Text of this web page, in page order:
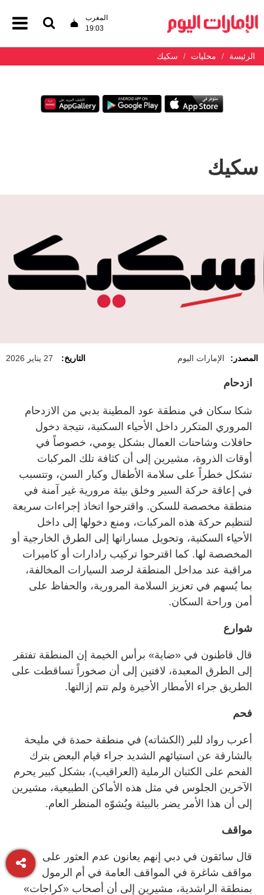
المغرب
19:03
الرئيسة محليات سكيك
سكيك
المصدر: الإمارات اليوم التاريخ: 27 يناير 2026
ازدحام
شكا سكان في منطقة عود المطينة بدبي من الازدحام
المروري المتكرر داخل الأحياء السكنية، نتيجة دخول
حافلات وشاحنات العمال بشكل يومي، خصوصاً في
أوقات الذروة، مشيرين إلى أن كثافة تلك المركبات
تشكل خطراً على سلامة الأطفال وكبار السن، وتتسبب
في إعاقة حركة السير وخلق بيئة مرورية غير آمنة في
منطقة مخصصة للسكن. واقترحوا اتخاذ إجراءات سريعة
لتنظيم حركة هذه المركبات، ومنع دخولها إلى داخل
الأحياء السكنية، وتحويل مساراتها إلى الطرق الخارجية أو
المخصصة لها. كما اقترحوا تركيب رادارات أو كاميرات
مراقبة عند مداخل المنطقة لرصد السيارات المخالفة،
بما يُسهم في تعزيز السلامة المرورية، والحفاظ على
أمن وراحة السكان.
شوارع
قال قاطنون في «ضاية» برأس الخيمة إن المنطقة تفتقر
إلى الطرق المعبدة، لافتين إلى أن صخوراً تساقطت على
الطريق جراء الأمطار الأخيرة ولم تتم إزالتها.
فحم
أعرب رواد للبر (الكشاته) في منطقة حمدة في مليحة
بالشارقة عن استيائهم الشديد جراء قيام البعض بترك
الفحم على الكثبان الرملية (العراقيب)، بشكل كبير يحرم
الآخرين الجلوس في مثل هذه الأماكن الطبيعية، مشيرين
إلى أن هذا الأمر يضر بالبيئة ويُشوّه المنظر العام.
مواقف
قال سائقون في دبي إنهم يعانون عدم العثور على
مواقف شاغرة في المواقف العامة في أم الرمول
بمنطقة الراشدية، مشيرين إلى أن أصحاب «كراجات»